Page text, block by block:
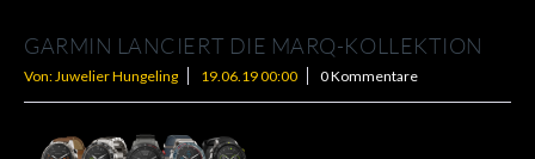
GARMIN LANCIERT DIE MARQ-KOLLEKTION
Von: Juwelier Hungeling 19.06.19 00:00 0 Kommentare